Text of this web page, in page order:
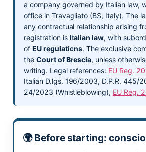
a company governed by Italian law,
office in Travagliato (BS, Italy). The
any contractual relationship arising
registration is Italian law, with
of EU regulations. The exclusive
the Court of Brescia, unless
writing. Legal references: EU Reg.
Italian D.lgs. 196/2003, D.P.R. 445/
24/2023 (Whistleblowing), EU Reg.
🌍 Before starting: